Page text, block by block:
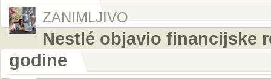
ZANIMLJIVO
Nestlé objavio financijske
godine